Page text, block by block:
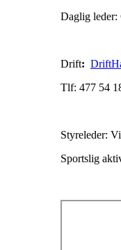
Daglig leder:
Drift:
Tlf: 477 54
Styreleder:
Sportslig